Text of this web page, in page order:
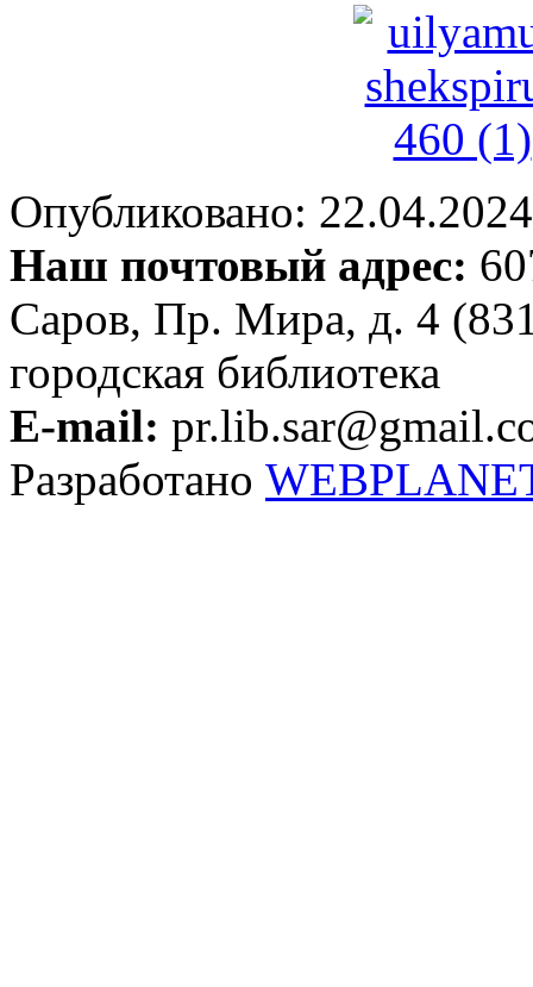
Опубликовано:
Наш почтовый адрес:
Саров, Пр. Мира, д. 4
городская библиотека
E-mail:
Разработано